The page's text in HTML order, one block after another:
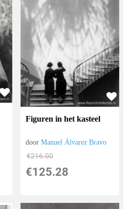
Figuren in het kasteel
doorManuel Álvarez Bravo
€216.00
€125.28